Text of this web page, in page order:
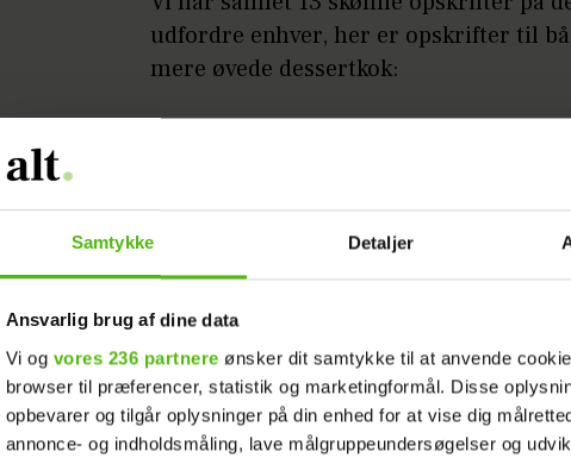
Samtykke Detaljer
Ansvarlig brug af dine data
Vi og vores 236 partnere ønsker dit samtykke til at anvende
browser til præferencer, statistik og marketingformål. Disse
opbevarer og tilgår oplysninger på din enhed for at vise dig
annonce- og indholdsmåling, lave målgruppeundersøgelser og
udfordre enhver, her er opskrifter til
mere øvede dessertkok:
Hindbær-Charlotte i glas
Creme Brulée med jordbær
Panna cotta med lime og sprøde